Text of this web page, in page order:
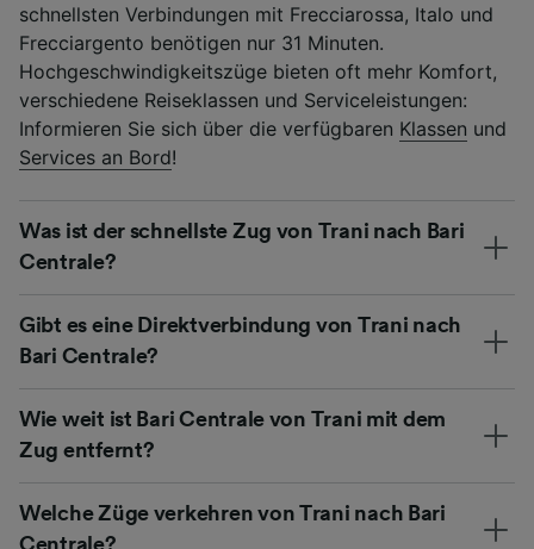
schnellsten Verbindungen mit Frecciarossa, Italo und
Frecciargento benötigen nur 31 Minuten.
Hochgeschwindigkeitszüge bieten oft mehr Komfort,
verschiedene Reiseklassen und Serviceleistungen:
Informieren Sie sich über die verfügbaren Klassen und
Services an Bord!
Was ist der schnellste Zug von Trani nach Bari
Centrale?
Gibt es eine Direktverbindung von Trani nach
Bari Centrale?
Wie weit ist Bari Centrale von Trani mit dem
Zug entfernt?
Welche Züge verkehren von Trani nach Bari
Centrale?